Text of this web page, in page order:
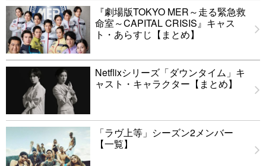
『劇場版TOKYO MER～走る緊急救
命室～CAPITAL CRISIS』キャス
ト・あらすじ【まとめ】
Netflixシリーズ「ダウンタイム」キ
ャスト・キャラクター【まとめ】
「ラヴ上等」シーズン2メンバー
【一覧】